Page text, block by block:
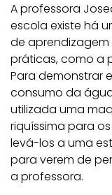
A professora
escola existe há
de
práticas, como a
Para demonstrar
consumo da
utilizada uma
riquíssima para
levá-los a uma
para verem de
a professora.